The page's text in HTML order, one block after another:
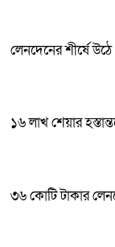
লেনদেনের শীর্ষে উঠে
১৬ লাখ শেয়ার
৩৬ কোটি টাকার